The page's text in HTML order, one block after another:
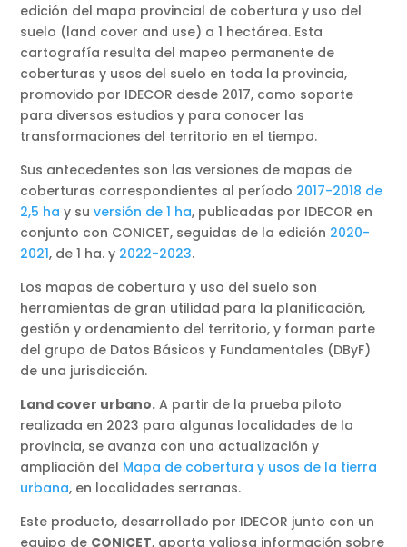
edición del mapa provincial de cobertura y uso del
suelo (land cover and use) a 1 hectárea. Esta
cartografía resulta del mapeo permanente de
coberturas y usos del suelo en toda la provincia,
promovido por IDECOR desde 2017, como soporte
para diversos estudios y para conocer las
transformaciones del territorio en el tiempo.
Sus antecedentes son las versiones de mapas de
coberturas correspondientes al período 2017-2018 de
2,5 ha y suversión de 1 ha, publicadas por IDECOR en
conjunto con CONICET, seguidas de la edición 2020-
2021, de 1 ha. y 2022-2023.
Los mapas de cobertura y uso del suelo son
herramientas de gran utilidad para la planificación,
gestión y ordenamiento del territorio, y forman parte
del grupo de Datos Básicos y Fundamentales (DByF)
de una jurisdicción.
Land cover urbano. A partir de la prueba piloto
realizada en 2023 para algunas localidades de la
provincia, se avanza con una actualización y
ampliación del Mapa de cobertura y usos de la tierra
urbana, en localidades serranas.
Este producto, desarrollado por IDECOR junto con un
equipo de CONICET, aporta valiosa información sobre